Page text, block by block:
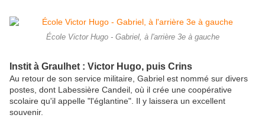
École Victor Hugo - Gabriel, à l'arrière 3e à gauche
Instit à Graulhet : Victor Hugo, puis Crins
Au retour de son service militaire, Gabriel est nommé sur divers
postes, dont Labessière Candeil, où il crée une coopérative
scolaire qu'il appelle "l'églantine". Il y laissera un excellent
souvenir.